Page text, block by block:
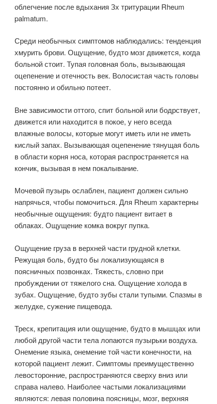
облегчение после вдыхания Зх тритурации Rheum
palmatum.
Среди необычных симптомов наблюдались: тенденция
хмурить брови. Ощущение, будто мозг движется, когда
больной стоит. Тупая головная боль, вызывающая
оцепенение и отечность век. Волосистая часть головы
постоянно и обильно потеет.
Вне зависимости оттого, спит больной или бодрствует,
движется или находится в покое, у него всегда
влажные волосы, которые могут иметь или не иметь
кислый запах. Вызывающая оцепенение тянущая боль
в области корня носа, которая распространяется на
кончик, вызывая в нем покалывание.
Мочевой пузырь ослаблен, пациент должен сильно
напрячься, чтобы помочиться. Для Rheum характерны
необычные ощущения: будто пациент витает в
облаках. Ощущение комка вокруг пупка.
Ощущение груза в верхней части грудной клетки.
Режущая боль, будто бы локализующаяся в
поясничных позвонках. Тяжесть, словно при
пробуждении от тяжелого сна. Ощущение холода в
зубах. Ощущение, будто зубы стали тупыми. Спазмы в
желудке, сужение пищевода.
Треск, крепитация или ощущение, будто в мышцах или
любой другой части тела лопаются пузырьки воздуха.
Онемение языка, онемение той части конечности, на
которой пациент лежит. Симптомы преимущественно
левосторонние, распространяются сверху вниз или
справа налево. Наиболее частыми локализациями
являются: левая половина поясницы, мозг, верхняя